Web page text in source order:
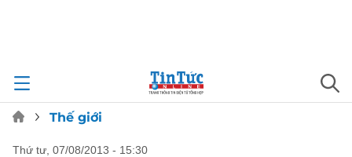
Thế giới
thứ tư, 07/08/2013 - 15:30